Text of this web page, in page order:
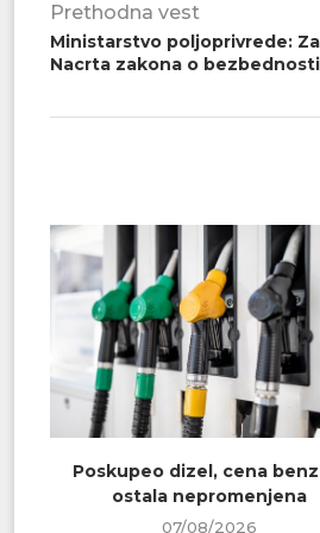
Prethodna vest
Ministarstvo poljoprivrede:
Nacrta zakona o
Poskupeo dizel, cena
ostala nepromenjena
07/08/2026